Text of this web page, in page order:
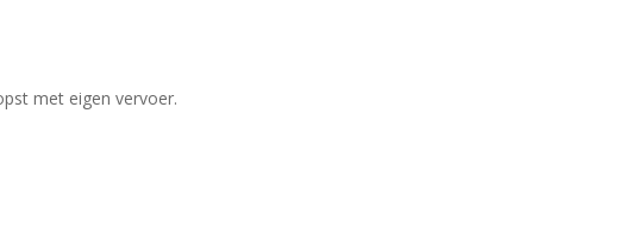
met eigen vervoer.